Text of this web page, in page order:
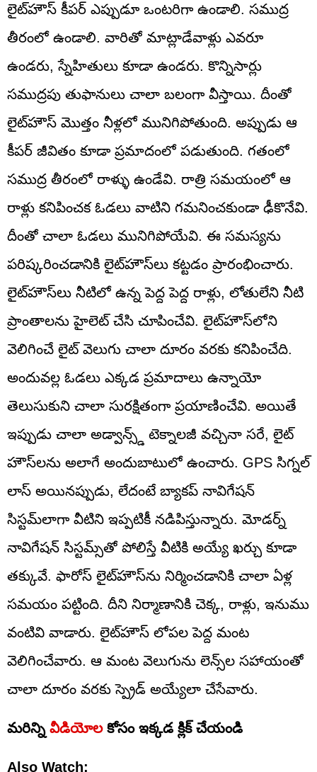
లైట్‌హౌస్‌ కీపర్ ఎప్పుడూ ఒంటరిగా ఉండాలి. సముద్ర
తీరంలో ఉండాలి. వారితో మాట్లాడేవాళ్లు ఎవరూ
ఉండరు, స్నేహితులు కూడా ఉండరు. కొన్నిసార్లు
సముద్రపు తుఫానులు చాలా బలంగా వీస్తాయి. దీంతో
లైట్‌హౌస్‌ మొత్తం నీళ్లలో మునిగిపోతుంది. అప్పుడు ఆ
కీపర్ జీవితం కూడా ప్రమాదంలో పడుతుంది. గతంలో
సముద్ర తీరంలో రాళ్ళు ఉండేవి. రాత్రి సమయంలో ఆ
రాళ్లు కనిపించక ఓడలు వాటిని గమనించకుండా ఢీకొనేవి.
దీంతో చాలా ఓడలు మునిగిపోయేవి. ఈ సమస్యను
పరిష్కరించడానికి లైట్‌హౌస్‌లు కట్టడం ప్రారంభించారు.
లైట్‌హౌస్‌లు నీటిలో ఉన్న పెద్ద పెద్ద రాళ్లు, లోతులేని నీటి
ప్రాంతాలను హైలెట్ చేసి చూపించేవి. లైట్‌హౌస్‌లోని
వెలిగించే లైట్ వెలుగు చాలా దూరం వరకు కనిపించేది.
అందువల్ల ఓడలు ఎక్కడ ప్రమాదాలు ఉన్నాయో
తెలుసుకుని చాలా సురక్షితంగా ప్రయాణించేవి. అయితే
ఇప్పుడు చాలా అడ్వాన్స్డ్ టెక్నాలజీ వచ్చినా సరే, లైట్
హౌస్‌లను అలాగే అందుబాటులో ఉంచారు. GPS సిగ్నల్
లాస్ అయినప్పుడు, లేదంటే బ్యాకప్ నావిగేషన్
సిస్టమ్‌లాగా వీటిని ఇప్పటికీ నడిపిస్తున్నారు. మోడర్న్‌
నావిగేషన్ సిస్టమ్స్‌తో పోలిస్తే వీటికి అయ్యే ఖర్చు కూడా
తక్కువే. ఫారోస్ లైట్‌హౌస్‌ను నిర్మించడానికి చాలా ఏళ్ల
సమయం పట్టింది. దీని నిర్మాణానికి చెక్క, రాళ్లు, ఇనుము
వంటివి వాడారు. లైట్‌హౌస్‌ లోపల పెద్ద మంట
వెలిగించేవారు. ఆ మంట వెలుగును లెన్స్‌ల సహాయంతో
చాలా దూరం వరకు స్ప్రెడ్ అయ్యేలా చేసేవారు.
మరిన్ని వీడియోలకోసం ఇక్కడ క్లిక్ చేయండి
Also Watch: